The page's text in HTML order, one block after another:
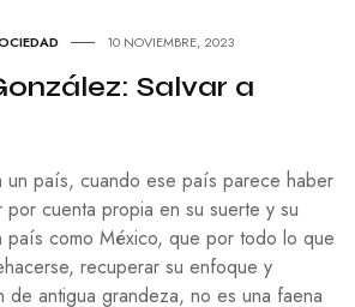
10 NOVIEMBRE, 2023
Salvar a
un país, cuando ese país parece haber
por cuenta propia en su suerte y su
país como México, que por todo lo que
recuperar su enfoque y
de antigua grandeza, no es una faena